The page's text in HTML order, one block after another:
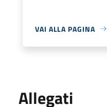
VAI ALLA PAGINA
Allegati